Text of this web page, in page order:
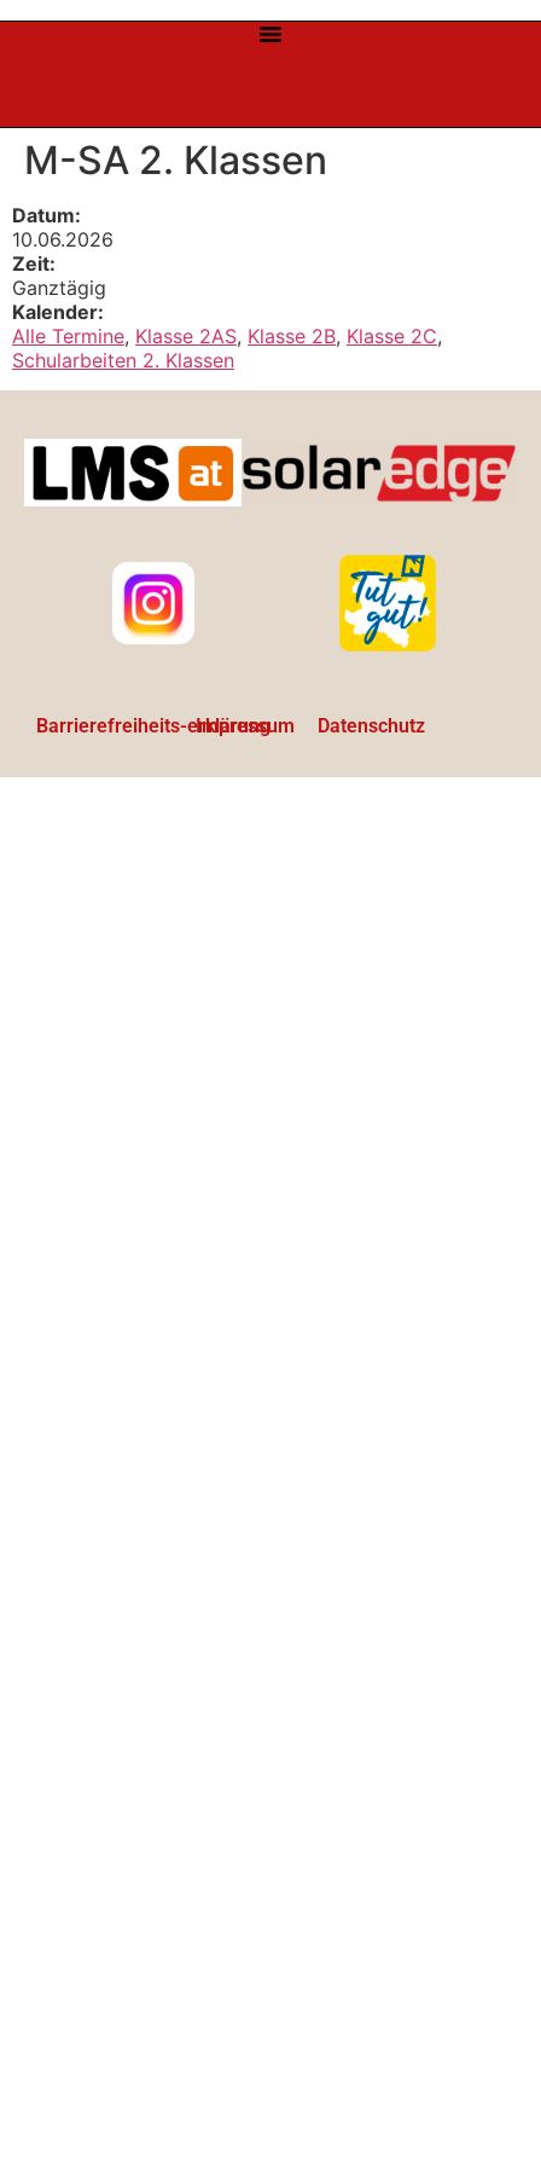
M-SA 2. Klassen
Datum:
10.06.2026
Zeit:
Ganztägig
Kalender:
Alle Termine, Klasse 2AS, Klasse 2B, Klasse 2C,
Schularbeiten 2. Klassen
Barrierefreiheits-erklärung
Impressum Datenschutz